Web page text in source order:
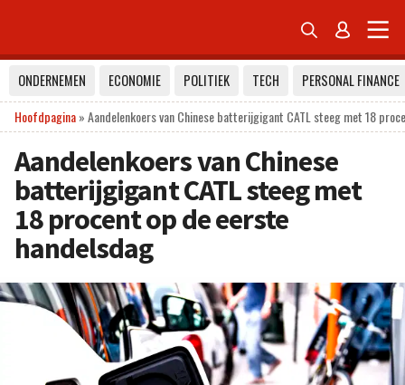
 
ONDERNEMEN ECONOMIE POLITIEK TECH
PERSONAL FINANCE
Hoofdpagina»Aandelenkoers van Chinese batterijgigant CATL steeg met 18
Aandelenkoers van Chinese
batterijgigant CATL steeg met
18 procent op de eerste
handelsdag